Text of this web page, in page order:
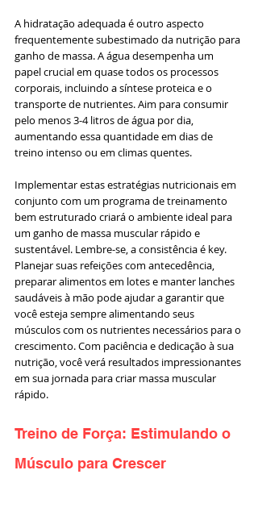
A hidratação adequada é outro aspecto
frequentemente subestimado da nutrição para
ganho de massa. A água desempenha um
papel crucial em quase todos os processos
corporais, incluindo a síntese proteica e o
transporte de nutrientes. Aim para consumir
pelo menos 3-4 litros de água por dia,
aumentando essa quantidade em dias de
treino intenso ou em climas quentes.
Implementar estas estratégias nutricionais em
conjunto com um programa de treinamento
bem estruturado criará o ambiente ideal para
um ganho de massa muscular rápido e
sustentável. Lembre-se, a consistência é key.
Planejar suas refeições com antecedência,
preparar alimentos em lotes e manter lanches
saudáveis à mão pode ajudar a garantir que
você esteja sempre alimentando seus
músculos com os nutrientes necessários para o
crescimento. Com paciência e dedicação à sua
nutrição, você verá resultados impressionantes
em sua jornada para criar massa muscular
rápido.
Treino de Força: Estimulando o
Músculo para Crescer